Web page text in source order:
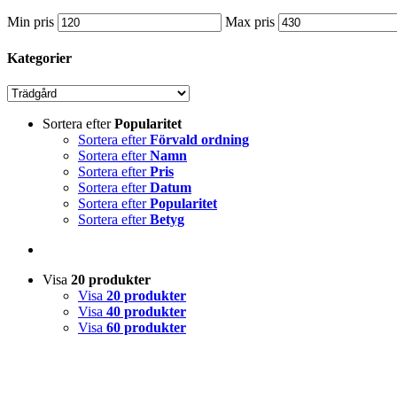
Min pris Max pris
Kategorier
Sortera efterPopularitet
Sortera efterFörvald ordning
Sortera efterNamn
Sortera efterPris
Sortera efterDatum
Sortera efterPopularitet
Sortera efterBetyg
Visa 20 produkter
Visa 20 produkter
Visa 40 produkter
Visa 60 produkter